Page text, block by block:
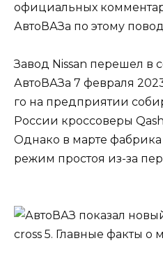
официальных
АвтоВАЗа по этому
Завод Nissan перешел в
АвтоВАЗа 7 февраля
го на предприятии
России кроссоверы
Однако в марте фабрика
режим простоя из-за